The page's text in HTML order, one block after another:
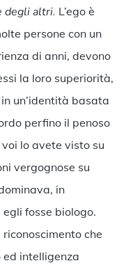
degli altri. L’ego è
persone con un
di anni, devono
la loro superiorità,
un’identità basata
perfino il penoso
lo avete visto su
vergognose su
in
fosse biologo.
che
ed intelligenza